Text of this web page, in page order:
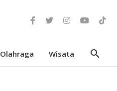
Olahraga Wisata search